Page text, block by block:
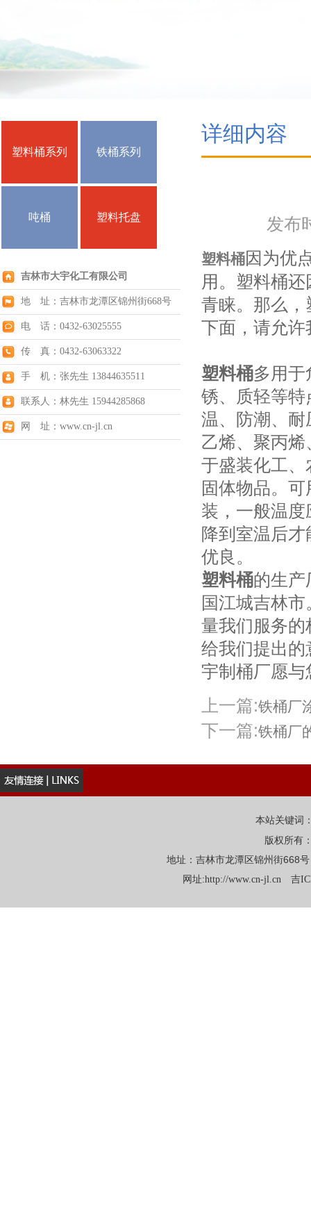
塑料桶系列 铁桶系列
吨桶 塑料托盘
吉林市大宇化工有限公司
地 址：吉林市龙潭区锦州街668号
电 话：0432-63025555
传 真：0432-63063322
手 机：张先生 13844635511
联系人：林先生 15944285868
网 址：www.cn-jl.cn
详细内容
发布
塑料桶 因为优
用。塑料桶
青睐。那么
下面，请允
塑料桶多用
锈、质轻等
温、防潮、
乙烯、聚丙
于盛装化工
固体物品。
装，一般温
降到室温后
优良。
塑料桶的生
国江城吉林
量我们服务
给我们提出
宇制桶厂愿
上一篇:铁桶厂
下一篇:铁桶厂
本站关键词
版权所有
地址：吉林市龙潭区锦州街
网址:http://www.cn-jl.cn 吉